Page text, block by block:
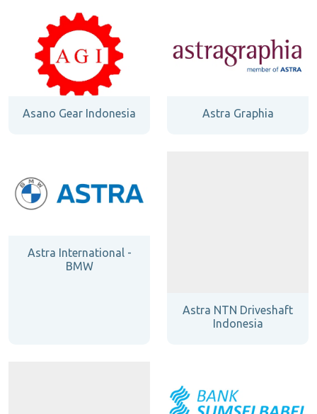
Asano Gear Indonesia Astra Graphia
Astra International -
BMW
Astra NTN Driveshaft
Indonesia